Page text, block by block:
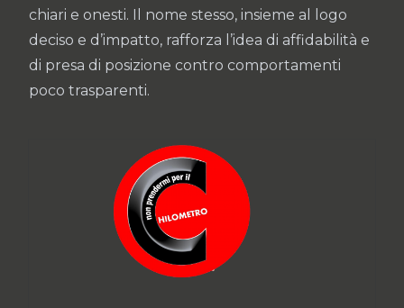
chiari e onesti. Il nome stesso, insieme al logo
deciso e d’impatto, rafforza l’idea di affidabilità e
di presa di posizione contro comportamenti
poco trasparenti.